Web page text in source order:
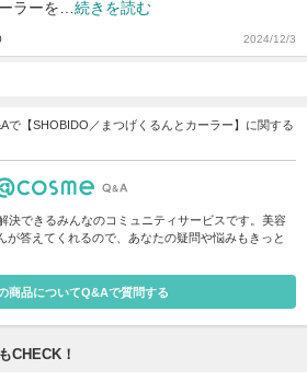
ラーを… 続きを読む
2024/12/3
で【SHOBIDO／まつげくるんとカーラー】に関する
決できるみんなのコミュニティサービスです。美容
が答えてくれるので、あなたの疑問や悩みもきっと
商品についてQ&Aで質問する
CHECK！